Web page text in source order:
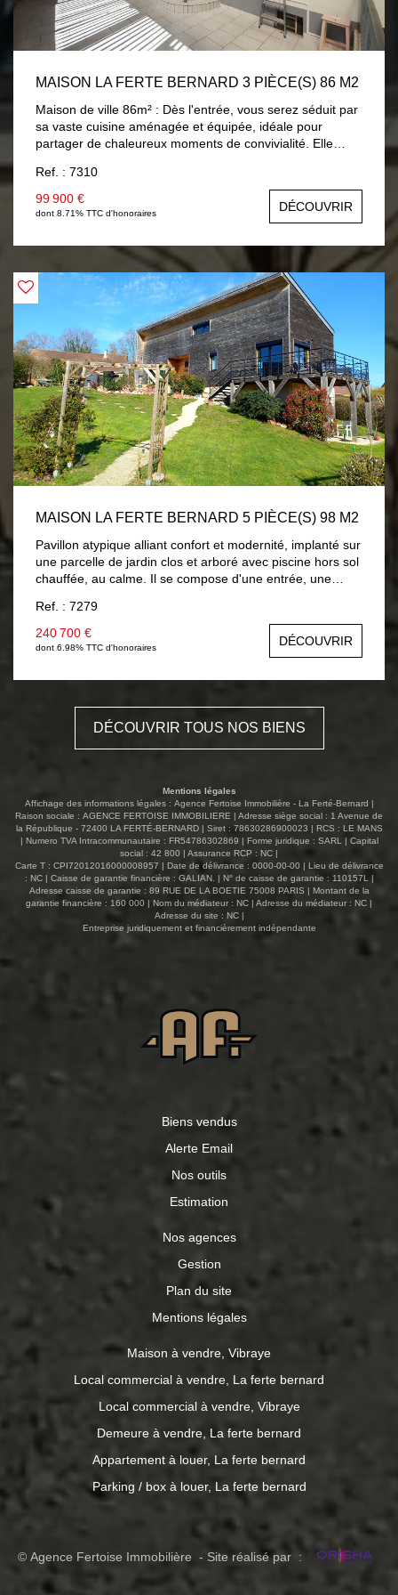
MAISON LA FERTE BERNARD 3 PIÈCE(S) 86 M2
Maison de ville 86m² : Dès l'entrée, vous serez séduit par
sa vaste cuisine aménagée et équipée, idéale pour
partager de chaleureux moments de convivialité. Elle
ainsi que d'une pièce supplémentaire pouvant faire office
de salon confortable ou de seconde chambre selon vos
envies et vos besoins. La grande véranda baignée de
lumière constitue un véritable espace de vie
supplémentaire, ouvert sur un agréable jardin clos, parfait
pour profiter des beaux jours en toute intimité. Pour
compléter ce bien, vous bénéficierez d'une cave pratique
pour le rangement et d'un garage.
Ref. : 7310
99 900 €
dont 8.71% TTC d'honoraires DÉCOUVRIR
MAISON LA FERTE BERNARD 5 PIÈCE(S) 98 M2
Pavillon atypique alliant confort et modernité, implanté sur
une parcelle de jardin clos et arboré avec piscine hors sol
chauffée, au calme. Il se compose d'une entrée, une
vous accédez sur une terrasse surplombant le jardin avec
vue sur campagne, dégagement distribuant : chambre ,
salle d'eau, wc avec lave-mains. Une mezzanine accueille
un salon cosy, chambre mansardée , salle de bains et wc.
En rez-de-jardin : pièce à usage de chambre ou salon
climatisation réversible. Volets roulants solaires. A
découvrir...
Ref. : 7279
240 700 €
dont 6.98% TTC d'honoraires DÉCOUVRIR
DÉCOUVRIR TOUS NOS BIENS
Mentions légales
Affichage des informations légales : Agence Fertoise Immobilière - La Ferté-Bernard |
Raison sociale : AGENCE FERTOISE IMMOBILIERE | Adresse siège social : 1 Avenue de
la République - 72400 LA FERTÉ-BERNARD | Siret : 78630286900023 | RCS : LE MANS
| Numero TVA Intracommunautaire : FR54786302869 | Forme juridique : SARL | Capital
social : 42 800 | Assurance RCP : NC |
Carte T : CPI72012016000008957 | Date de délivrance : 0000-00-00 | Lieu de délivrance
: NC | Caisse de garantie financière : GALIAN. | N° de caisse de garantie : 110157L |
Adresse caisse de garantie : 89 RUE DE LA BOETIE 75008 PARIS | Montant de la
garantie financière : 160 000 | Nom du médiateur : NC | Adresse du médiateur : NC |
Adresse du site : NC |
Entreprise juridiquement et financièrement indépendante
Biens vendus
Alerte Email
Nos outils
Estimation
Nos agences
Gestion
Plan du site
Mentions légales
Maison à vendre, Vibraye
Local commercial à vendre, La ferte bernard
Local commercial à vendre, Vibraye
Demeure à vendre, La ferte bernard
Appartement à louer, La ferte bernard
Parking / box à louer, La ferte bernard
© Agence Fertoise Immobilière - Site réalisé par :